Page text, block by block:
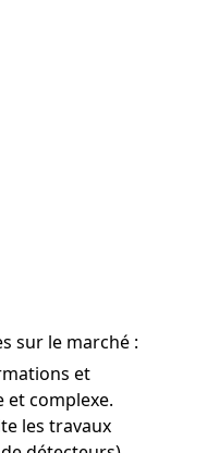
sur le marché :
et
et complexe.
les travaux